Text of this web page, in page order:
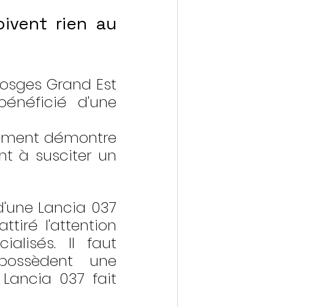
rien au
Grand Est
d'une
démontre
à susciter un
Lancia 037
l'attention
Il faut
une
037 fait